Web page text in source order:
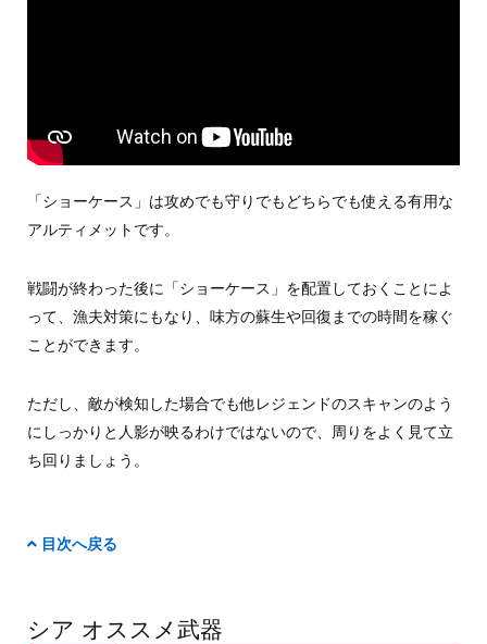
「ショーケース」は攻めでも守りでもどちらでも使える有用な
アルティメットです。
戦闘が終わった後に「ショーケース」を配置しておくことによ
って、漁夫対策にもなり、味方の蘇生や回復までの時間を稼ぐ
ことができます。
ただし、敵が検知した場合でも他レジェンドのスキャンのよう
にしっかりと人影が映るわけではないので、周りをよく見て立
ち回りましょう。
目次へ戻る
シア オススメ武器